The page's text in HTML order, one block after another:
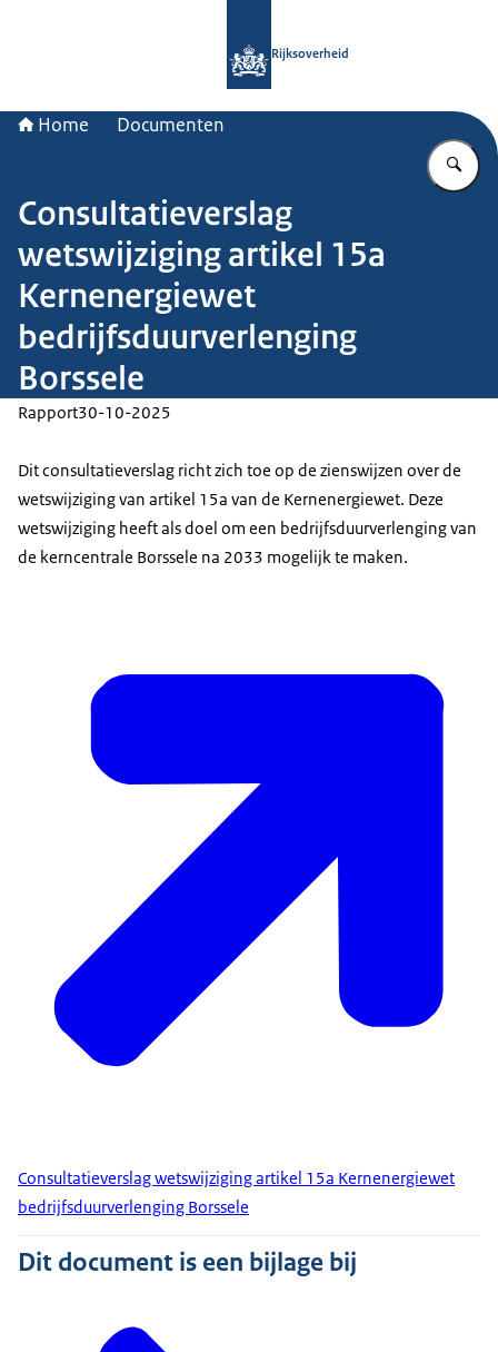
Rijksoverheid
Home Documenten
Consultatieverslag
wetswijziging artikel 15a
Kernenergiewet
bedrijfsduurverlenging
Borssele
Rapport30-10-2025
Dit consultatieverslag richt zich toe op de zienswijzen over de
wetswijziging van artikel 15a van de Kernenergiewet. Deze
wetswijziging heeft als doel om een bedrijfsduurverlenging van
de kerncentrale Borssele na 2033 mogelijk te maken.
Consultatieverslag wetswijziging artikel 15a Kernenergiewet
bedrijfsduurverlenging Borssele
Dit document is een bijlage bij